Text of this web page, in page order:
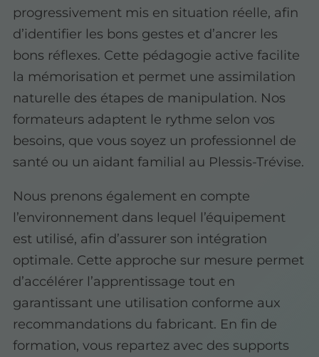
progressivement mis en situation réelle, afin
d’identifier les bons gestes et d’ancrer les
bons réflexes. Cette pédagogie active facilite
la mémorisation et permet une assimilation
naturelle des étapes de manipulation. Nos
formateurs adaptent le rythme selon vos
besoins, que vous soyez un professionnel de
santé ou un aidant familial au Plessis-Trévise.
Nous prenons également en compte
l’environnement dans lequel l’équipement
est utilisé, afin d’assurer son intégration
optimale. Cette approche sur mesure permet
d’accélérer l’apprentissage tout en
garantissant une utilisation conforme aux
recommandations du fabricant. En fin de
formation, vous repartez avec des supports